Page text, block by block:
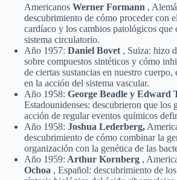
Americanos Werner Formann ,
descubrimiento de cómo proceder con
cardíaco y los cambios patológicos que
sistema circulatorio.
Año 1957: Daniel Bovet , Suiza: hizo
sobre compuestos sintéticos y cómo
de ciertas sustancias en nuestro cuerpo,
en la acción del sistema vascular.
Año 1958: George Beadle y Edward
Estadounidenses: descubrieron que los
acción de regular eventos químicos
Año 1958: Joshua Lederberg,
descubrimiento de cómo combinar la
organización con la genética de las
Año 1959: Arthur Kornberg ,
Ochoa , Español: descubrimiento de